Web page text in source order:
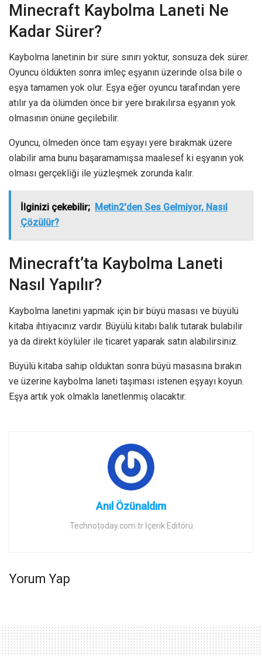
Minecraft Kaybolma Laneti Ne
Kadar Sürer?
Kaybolma lanetinin bir süre sınırı yoktur, sonsuza dek sürer.
Oyuncu öldükten sonra imleç eşyanın üzerinde olsa bile o
eşya tamamen yok olur. Eşya eğer oyuncu tarafından yere
atılır ya da ölümden önce bir yere bırakılırsa eşyanın yok
olmasının önüne geçilebilir.
Oyuncu, ölmeden önce tam eşyayı yere bırakmak üzere
olabilir ama bunu başaramamışsa maalesef ki eşyanın yok
olması gerçekliği ile yüzleşmek zorunda kalır.
İlginizi çekebilir; Metin2'den Ses Gelmiyor, Nasıl
Çözülür?
Minecraft’ta Kaybolma Laneti
Nasıl Yapılır?
Kaybolma lanetini yapmak için bir büyü masası ve büyülü
kitaba ihtiyacınız vardır. Büyülü kitabı balık tutarak bulabilir
ya da direkt köylüler ile ticaret yaparak satın alabilirsiniz.
Büyülü kitaba sahip olduktan sonra büyü masasına bırakın
ve üzerine kaybolma laneti taşıması istenen eşyayı koyun.
Eşya artık yok olmakla lanetlenmiş olacaktır.
Anıl Özünaldım
Technotoday.com.tr İçerik Editörü
Yorum Yap